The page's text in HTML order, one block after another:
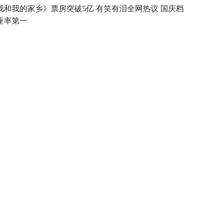
和我的家乡》票房突破5亿 有笑有泪全网热议 国庆档
率第一